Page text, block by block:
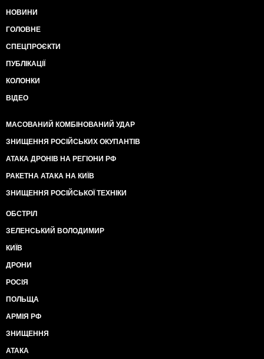
НОВИНИ
ГОЛОВНЕ
СПЕЦПРОЄКТИ
ПУБЛІКАЦІЇ
КОЛОНКИ
ВІДЕО
МАСОВАНИЙ КОМБІНОВАНИЙ УДАР
ЗНИЩЕННЯ РОСІЙСЬКИХ ОКУПАНТІВ
АТАКА ДРОНІВ НА РЕГІОНИ РФ
РАКЕТНА АТАКА НА КИЇВ
ЗНИЩЕННЯ РОСІЙСЬКОЇ ТЕХНІКИ
ОБСТРІЛ
ЗЕЛЕНСЬКИЙ ВОЛОДИМИР
КИЇВ
ДРОНИ
РОСІЯ
ПОЛЬЩА
АРМІЯ РФ
ЗНИЩЕННЯ
АТАКА